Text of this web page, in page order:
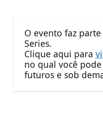
O evento faz
Series.
Clique aqui para
no qual você
futuros e sob